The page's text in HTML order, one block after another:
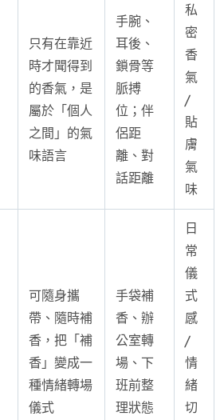
只有在靠近
時才聞得到
的香氣，是
屬於「個人
之間」的氣
味語言
手腕、
耳後、
鎖骨等
脈搏
位；伴
侶距
離、對
話距離
私
密
香
氣
/
貼
膚
氣
味
可隨身攜
帶、隨時補
香，把「補
香」變成一
種情緒轉場
儀式
手袋補
香、辦
公室轉
場、下
班前整
理狀態
日
常
儀
式
感
/
情
緒
切